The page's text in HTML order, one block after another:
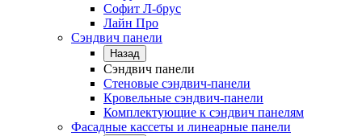
Софит Л-брус
Лайн Про
Сэндвич панели
Назад
Сэндвич панели
Стеновые сэндвич-панели
Кровельные сэндвич-панели
Комплектующие к сэндвич панелям
Фасадные кассеты и линеарные панели